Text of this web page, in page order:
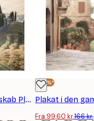
Toscana Hills Landskab Plakat
-40%*
Fra 99,60 kr.166 kr.